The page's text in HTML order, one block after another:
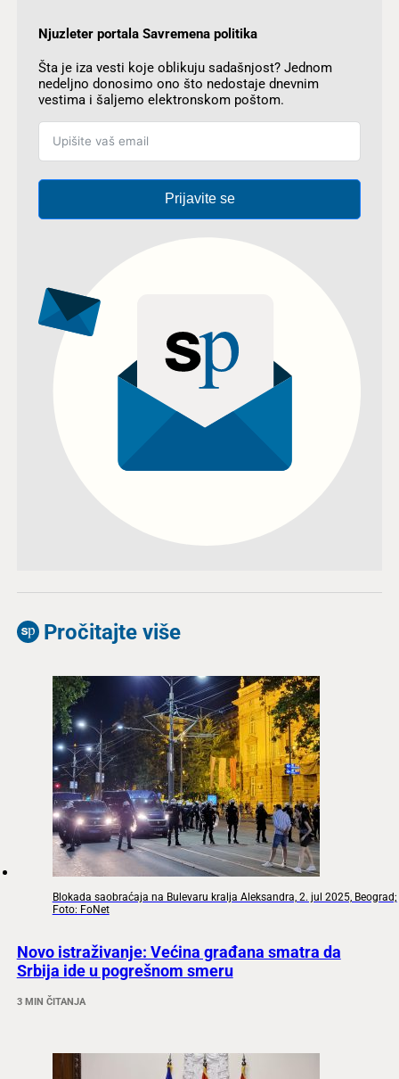
Njuzleter portala Savremena politika
Šta je iza vesti koje oblikuju sadašnjost? Jednom
nedeljno donosimo ono što nedostaje dnevnim
vestima i šaljemo elektronskom poštom.
Prijavite se
Pročitajte više
Blokada saobraćaja na Bulevaru kralja Aleksandra, 2. jul 2025, Beograd;
Foto: FoNet
Novo istraživanje: Većina građana smatra da
Srbija ide u pogrešnom smeru
3 MIN ČITANJA